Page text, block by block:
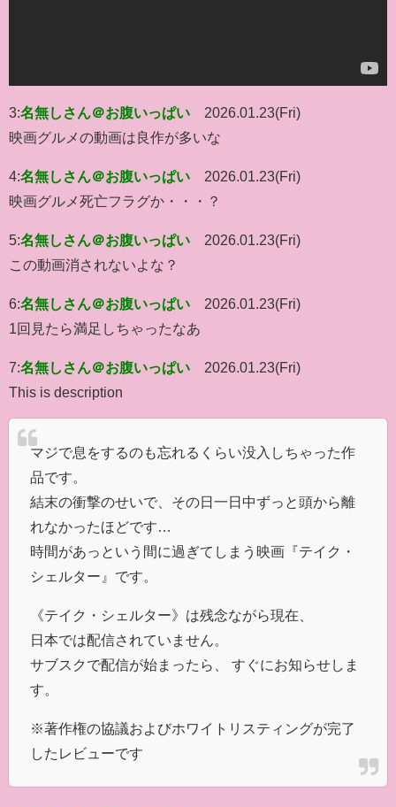
3:名無しさん＠お腹いっぱい
2026.01.23(Fri)
映画グルメの動画は良作が多いな
4:名無しさん＠お腹いっぱい
2026.01.23(Fri)
映画グルメ死亡フラグか・・・？
5:名無しさん＠お腹いっぱい
2026.01.23(Fri)
この動画消されないよな？
6:名無しさん＠お腹いっぱい
2026.01.23(Fri)
1回見たら満足しちゃったなあ
7:名無しさん＠お腹いっぱい
2026.01.23(Fri)
This is description
マジで息をするのも忘れるくらい没入しちゃった作
品です。
結末の衝撃のせいで、その日一日中ずっと頭から離
れなかったほどです…
時間があっという間に過ぎてしまう映画『テイク・
シェルター』です。
《テイク・シェルター》は残念ながら現在、
日本では配信されていません。
サブスクで配信が始まったら、 すぐにお知らせしま
す。
※著作権の協議およびホワイトリスティングが完了
したレビューです